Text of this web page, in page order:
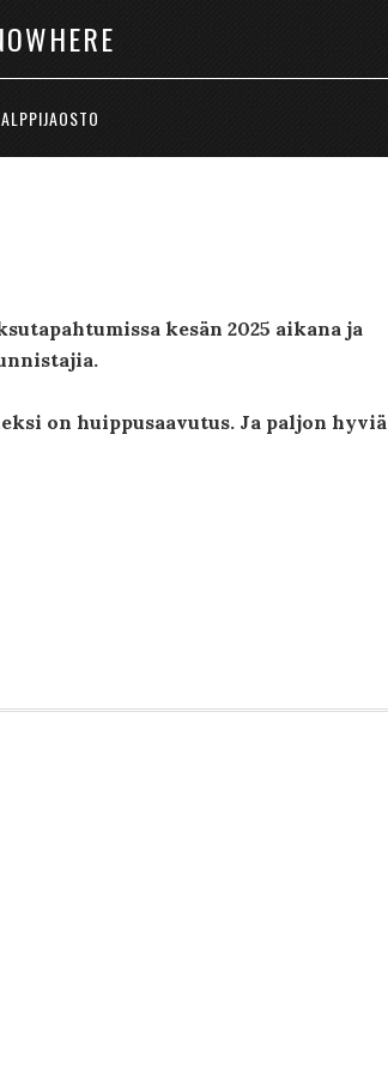
ALPPIJAOSTO
kesän 2025 aikana ja
on huippusaavutus. Ja paljon hyviä